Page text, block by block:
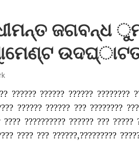
ଧୀମନ୍ତ
?????? ?????? ?????? ????????
?????? ?????? ??? ????????
?????????? ?????? ??? ?????
???? ??? ??????,?????????